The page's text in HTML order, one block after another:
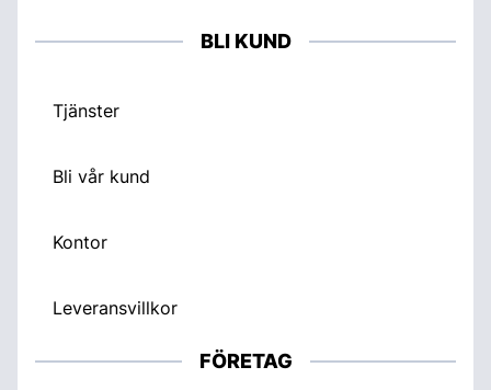
BLI KUND
Tjänster
Bli vår kund
Kontor
Leveransvillkor
FÖRETAG